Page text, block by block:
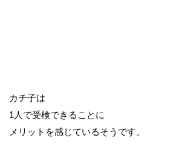
カチ子は
1人で受検できることに
メリットを感じているそうです。